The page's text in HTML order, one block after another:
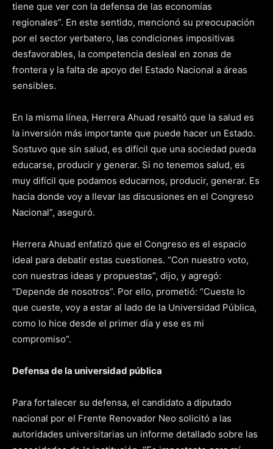
tiene que ver con la defensa de las economías
regionales”. En este sentido, mencionó su preocupación
por el sector yerbatero, las condiciones impositivas
desfavorables, la competencia desleal en zonas de
frontera y la falta de apoyo del Estado Nacional a áreas
sensibles.
En la misma línea, Herrera Ahuad resaltó que la salud es
la inversión más importante que puede hacer un Estado.
Sostuvo que sin salud, es difícil que una sociedad pueda
educarse, producir y generar. Si no tenemos salud, es
muy difícil que podamos educarnos, producir, generar. Es
hacia donde voy a llevar las discusiones en el Congreso
Nacional”, aseguró.
Herrera Ahuad enfatizó que el Congreso es el espacio
ideal para debatir estas cuestiones. “Con nuestro voto,
con nuestras ideas y propuestas”, dijo, y agregó:
“Depende de nosotros”. Por ello, prometió: “Cueste lo
que cueste, voy a estar al lado de la Universidad Pública,
como lo hice desde el primer día y ese es mi
compromiso”.
Defensa de la universidad pública
Para fortalecer su defensa, el candidato a diputado
nacional por el Frente Renovador Neo solicitó a las
autoridades universitarias un informe detallado sobre las